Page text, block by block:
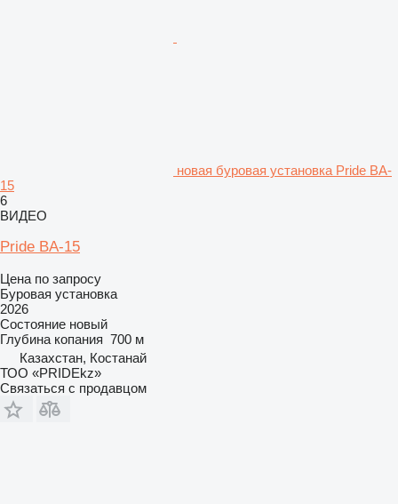
новая буровая установка Pride BA-
15
6
ВИДЕО
Pride BA-15
Цена по запросу
Буровая установка
2026
Состояние новый
Глубина копания 700 м
Казахстан, Костанай
ТОО «PRIDEkz»
Связаться с продавцом